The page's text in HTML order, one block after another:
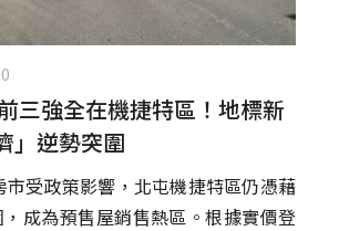
三強全在機捷特區！地標新
」逆勢突圍
受政策影響，北屯機捷特區仍憑藉
成為預售屋銷售熱區。根據實價登